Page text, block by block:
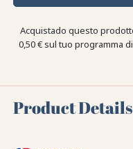
Acquistado questo
0,50 €sul tuo programma
Product Details